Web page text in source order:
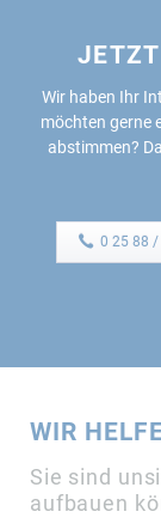
Wir haben Ihr
möchten gerne
abstimmen?
0 25 88 /
WIR
Sie sind
aufbauen